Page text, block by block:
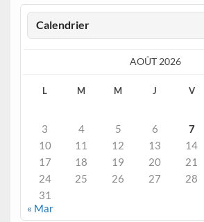
Calendrier
AOÛT 2026
L M M J V
3
4 5 6 7
10
11 12 13 14
17
18 19 20 21
24
25 26 27 28
31
« Mar